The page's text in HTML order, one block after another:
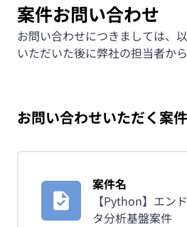
案件お問い合わせ
お問い合わせにつきましては、
いただいた後に弊社の担当者か
お問い合わせいただく案件
案件名
【Python】エン
タ分析基盤案件